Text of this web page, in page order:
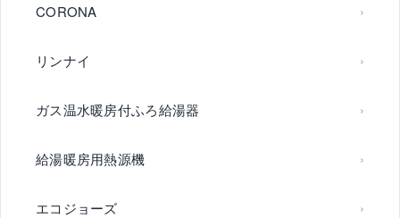
CORONA
リンナイ
ガス温水暖房付ふろ給湯器
給湯暖房用熱源機
エコジョーズ